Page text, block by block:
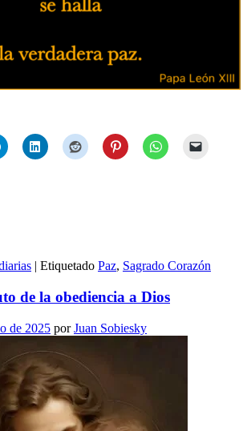
| Etiquetado Paz, Sagrado Corazón
de la obediencia a Dios
de 2025 porJuan Sobiesky